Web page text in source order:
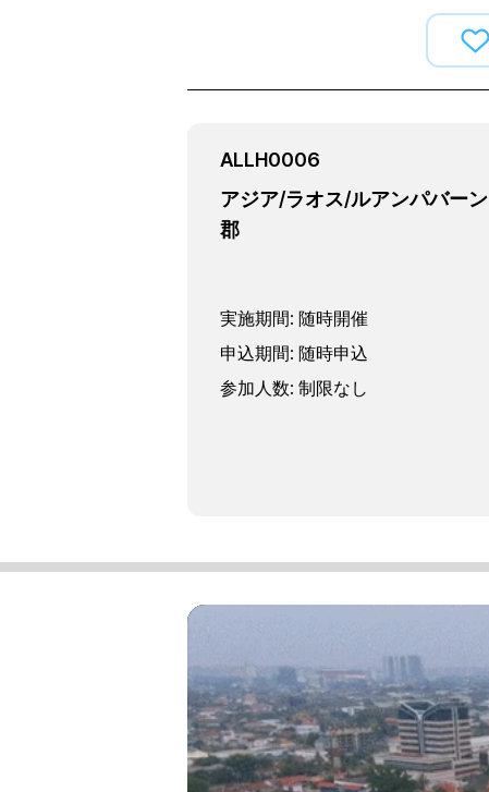
ALLH0006
アジア/ラオス/ルアンパバーン
郡
実施期間: 随時開催
申込期間: 随時申込
参加人数: 制限なし